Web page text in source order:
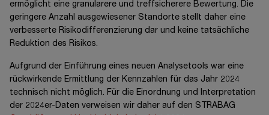
ermöglicht eine granularere und treffsicherere Bewertung. Die
geringere Anzahl ausgewiesener Standorte stellt daher eine
verbesserte Risikodifferenzierung dar und keine tatsächliche
Reduktion des Risikos.
Aufgrund der Einführung eines neuen Analysetools war eine
rückwirkende Ermittlung der Kennzahlen für das Jahr 2024
technisch nicht möglich. Für die Einordnung und Interpretation
der 2024er-Daten verweisen wir daher auf den STRABAG